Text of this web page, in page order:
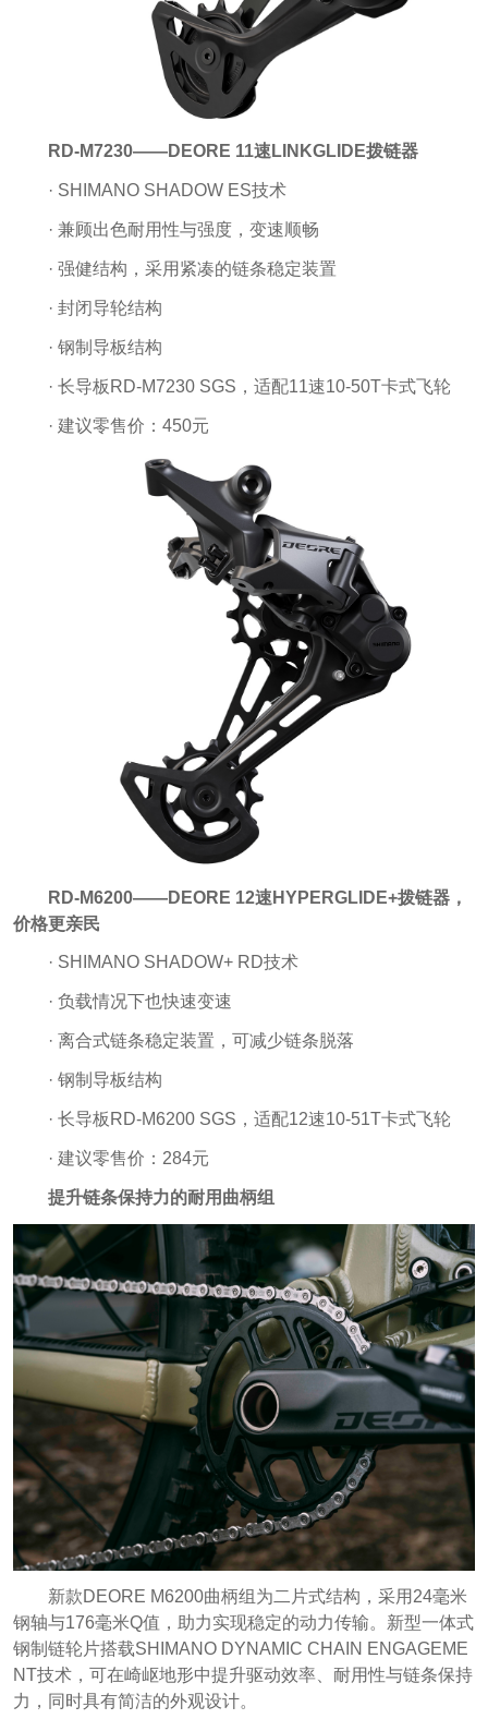
RD-M7230——DEORE 11速LINKGLIDE拨链器
· SHIMANO SHADOW ES技术
· 兼顾出色耐用性与强度，变速顺畅
· 强健结构，采用紧凑的链条稳定装置
· 封闭导轮结构
· 钢制导板结构
· 长导板RD-M7230 SGS，适配11速10-50T卡式飞轮
· 建议零售价：450元
RD-M6200——DEORE 12速HYPERGLIDE+拨链器，
价格更亲民
· SHIMANO SHADOW+ RD技术
· 负载情况下也快速变速
· 离合式链条稳定装置，可减少链条脱落
· 钢制导板结构
· 长导板RD-M6200 SGS，适配12速10-51T卡式飞轮
· 建议零售价：284元
提升链条保持力的耐用曲柄组
新款DEORE M6200曲柄组为二片式结构，采用24毫米
钢轴与176毫米Q值，助力实现稳定的动力传输。新型一体式
钢制链轮片搭载SHIMANO DYNAMIC CHAIN ENGAGEME
NT技术，可在崎岖地形中提升驱动效率、耐用性与链条保持
力，同时具有简洁的外观设计。